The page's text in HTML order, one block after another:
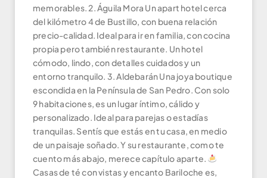
memorables. 2. Águila Mora Un apart hotel cerca
del kilómetro 4 de Bustillo, con buena relación
precio-calidad. Ideal para ir en familia, con cocina
propia pero también restaurante. Un hotel
cómodo, lindo, con detalles cuidados y un
entorno tranquilo. 3. Aldebarán Una joya boutique
escondida en la Península de San Pedro. Con solo
9 habitaciones, es un lugar íntimo, cálido y
personalizado. Ideal para parejas o estadías
tranquilas. Sentís que estás en tu casa, en medio
de un paisaje soñado. Y su restaurante, como te
cuento más abajo, merece capítulo aparte.
Casas de té con vistas y encanto Bariloche es,